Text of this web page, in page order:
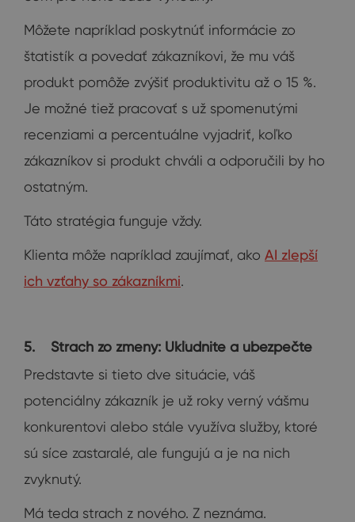
Môžete napríklad poskytnúť informácie zo
štatistík a povedať zákazníkovi, že mu váš
produkt pomôže zvýšiť produktivitu až o 15 %.
Je možné tiež pracovať s už spomenutými
recenziami a percentuálne vyjadriť, koľko
zákazníkov si produkt chváli a odporučili by ho
ostatným.
Táto stratégia funguje vždy.
Klienta môže napríklad zaujímať, ako AI zlepší
ich vzťahy so zákazníkmi.
5. Strach zo zmeny: Ukľudnite a ubezpečte
Predstavte si tieto dve situácie, váš
potenciálny zákazník je už roky verný vášmu
konkurentovi alebo stále využíva služby, ktoré
sú síce zastaralé, ale fungujú a je na nich
zvyknutý.
Má teda strach z nového. Z neznáma.